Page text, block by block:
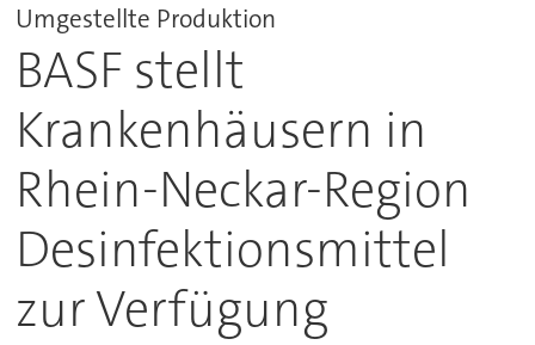
Umgestellte Produktion
BASF stellt
Krankenhäusern in
Rhein-Neckar-Region
Desinfektionsmittel
zur Verfügung